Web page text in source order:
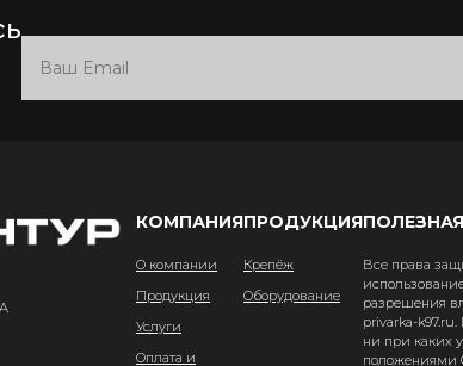
КОМПАНИЯ
О компании
Продукция
Услуги
Оплата и
ПРОДУКЦИЯ
Крепёж
Оборудование
Все права
разрешения
privarka-
ни при каких
положениями